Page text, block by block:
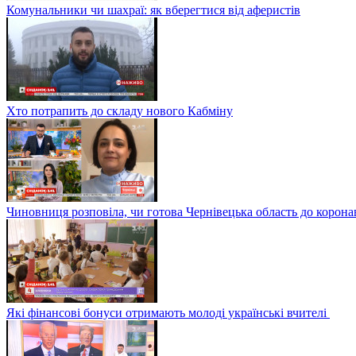
Комунальники чи шахраї: як вберегтися від аферистів
Хто потрапить до складу нового Кабміну
Чиновниця розповіла, чи готова Чернівецька область до
Які фінансові бонуси отримають молоді українські вчителі